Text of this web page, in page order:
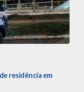
residência em